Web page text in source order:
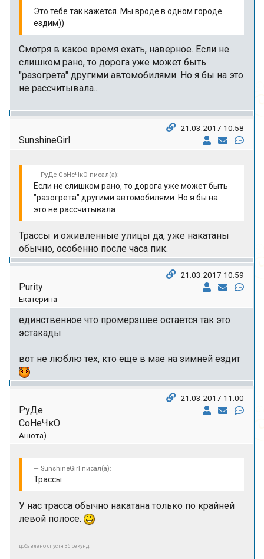
Это тебе так кажется. Мы вроде в одном городе
ездим))
Смотря в какое время ехать, наверное. Если не
слишком рано, то дорога уже может быть
"разогрета" другими автомобилями. Но я бы на это
не рассчитывала...
SunshineGirl
21.03.2017 10:58
РуДе СоНеЧкО писал(а):
Если не слишком рано, то дорога уже может быть
"разогрета" другими автомобилями. Но я бы на
это не рассчитывала
Трассы и оживленные улицы да, уже накатаны
обычно, особенно после часа пик.
Purity
Екатерина
21.03.2017 10:59
единственное что промерзшее остается так это
эстакады
вот не люблю тех, кто еще в мае на зимней ездит
РуДе
СоНеЧкО
Анюта)
21.03.2017 11:00
SunshineGirl писал(а):
Трассы
У нас трасса обычно накатана только по крайней
левой полосе.
добавлено спустя 36 секунд: